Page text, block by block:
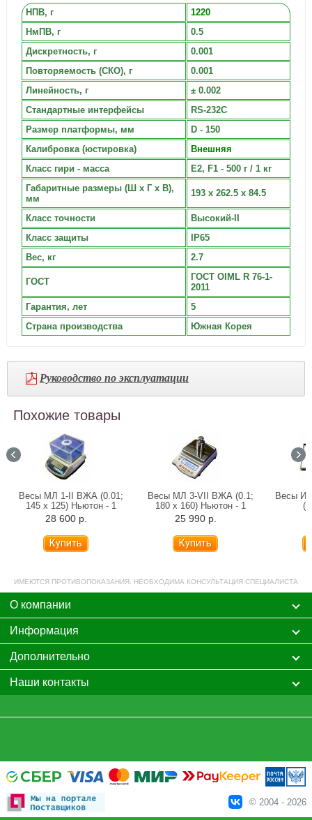
НПВ, г
1220
НмПВ, г
0.5
Дискретность, г
0.001
Повторяемость (СКО), г
0.001
Линейность, г
± 0.002
Стандартные интерфейсы
RS-232C
Размер платформы, мм
D - 150
Калибровка (юстировка)
Внешняя
Класс гири - масса
E2, F1 - 500 г / 1 кг
Габаритные размеры (Ш х Г х В),
мм
193 x 262.5 x 84.5
Класс точности
Высокий-II
Класс защиты
IP65
Вес, кг
2.7
ГОСТ
ГОСТ OIML R 76-1-
2011
Гарантия, лет
5
Страна производства
Южная Корея
Руководство по эксплуатации
Похожие товары
Весы МЛ 1-II ВЖА (0.01;
145 х 125) Ньютон - 1
28 600 р.
Весы МЛ 3-VII ВЖА (0.1;
180 x 160) Ньютон - 1
25 990 р.
Весы
ИМЕЮТСЯ ПРОТИВОПОКАЗАНИЯ. НЕОБХОДИМА КОНСУЛЬТАЦИЯ СПЕЦИАЛИСТА
О компании
Информация
Дополнительно
Наши контакты
© 2004 - 2026